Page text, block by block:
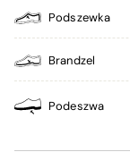
Podszewka
Brandzel
Podeszwa